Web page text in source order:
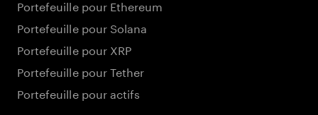
Portefeuille pour Ethereum
Portefeuille pour Solana
Portefeuille pour XRP
Portefeuille pour Tether
Portefeuille pour actifs